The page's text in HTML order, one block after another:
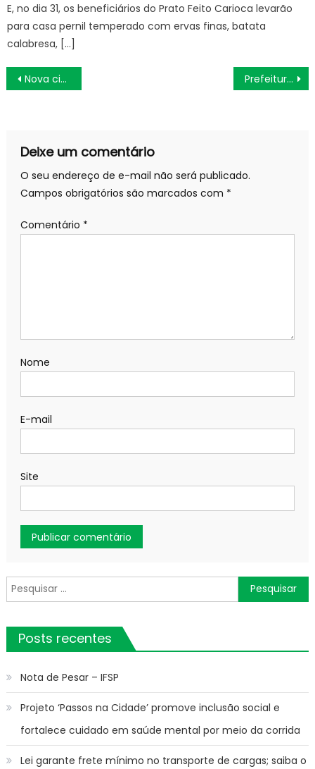
E, no dia 31, os beneficiários do Prato Feito Carioca levarão
para casa pernil temperado com ervas finas, batata
calabresa, […]
Navegação
de
Nova ciclovia liga bairros e distrito na região leste da cidade Prefeitura do Rio conclui obra de drenagem e libera Rua Aristides Caire para o tráfego de veículos, no Méier – Prefeitura da Cidade do Rio de Janeiro
Deixe um comentário
O seu endereço de e-mail não será publicado.
Campos obrigatórios são marcados com *
Comentário *
Nome
E-mail
Site
Pesquisar
por:
Posts recentes
Nota de Pesar – IFSP
Projeto ‘Passos na Cidade’ promove inclusão social e
fortalece cuidado em saúde mental por meio da corrida
Lei garante frete mínimo no transporte de cargas; saiba o